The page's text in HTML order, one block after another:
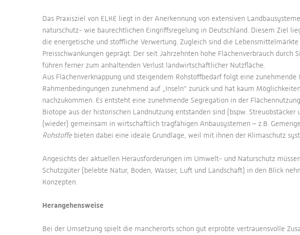
Das Praxisziel von ELKE liegt in der Anerkennung von extensiven
naturschutz- wie baurechtlichen Eingriffsregelung in Deutschland. Diesem Ziel
die energetische und stoffliche Verwertung. Zugleich sind die
Preisschwankungen geprägt. Der seit Jahrzehnten hohe Flächenverbrauch
führen ferner zum anhaltenden Verlust landwirtschaftlicher Nutzfläche.
Aus Flächenverknappung und steigendem Rohstoffbedarf folgt eine
Rahmenbedingungen zunehmend auf „Inseln“ zurück und hat kaum
nachzukommen. Es entsteht eine zunehmende Segregation in der
Biotope aus der historischen Landnutzung entstanden sind (bspw.
(wieder) gemeinsam in wirtschaftlich tragfähigen Anbausystemen – z.B.
Rohstoffebieten dabei eine ideale Grundlage, weil mit ihnen der Klimaschutz
Angesichts der aktuellen Herausforderungen im Umwelt- und Naturschutz
Schutzgüter (belebte Natur, Boden, Wasser, Luft und Landschaft) in den Blick
Konzepten.
Herangehensweise
Bei der Umsetzung spielt die mancherorts schon gut erprobte vertrauensvolle